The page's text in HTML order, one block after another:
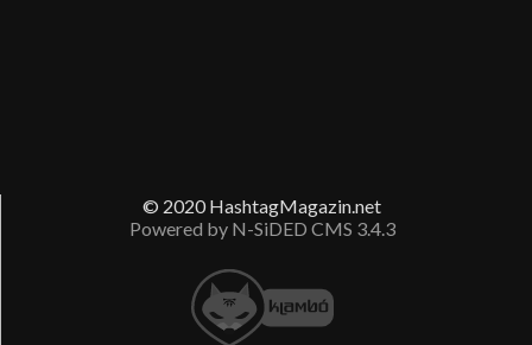
© 2020 HashtagMagazin.net
Powered by N-SiDED CMS 3.4.3